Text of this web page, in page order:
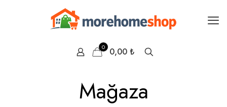
0 0,00 ₺
Mağaza